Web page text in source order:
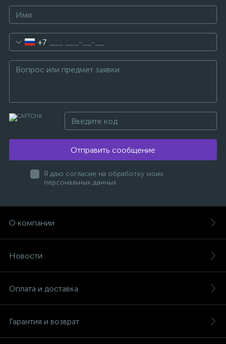
+7
Отправить сообщение
Я даю согласие на обработку моих
персональных данных
О компании
Новости
Оплата и доставка
Гарантия и возврат